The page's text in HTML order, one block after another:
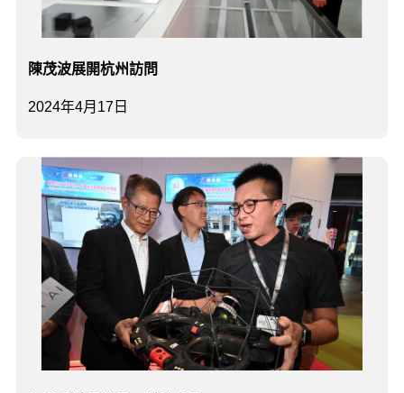
2024年4月17日
陳茂波展開杭州訪問